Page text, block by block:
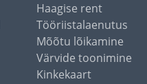
Haagise rent
Tööriistalaenutus
Mõõtu lõikamine
Värvide toonimine
Kinkekaart